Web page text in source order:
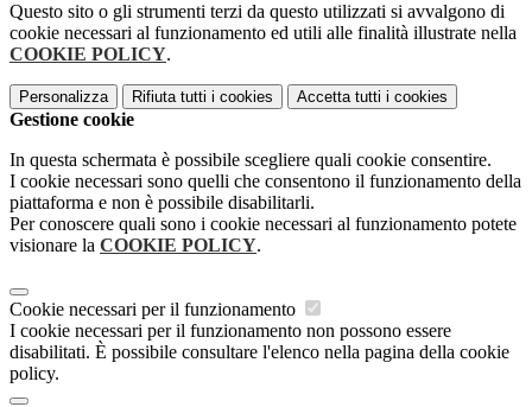
Questo sito o gli strumenti terzi da questo utilizzati si avvalgono di
cookie necessari al funzionamento ed utili alle finalità illustrate nella
COOKIE POLICY.
Personalizza Rifiuta tutti i cookies Accetta tutti i cookies
Gestione cookie
In questa schermata è possibile scegliere quali cookie consentire.
I cookie necessari sono quelli che consentono il funzionamento della
piattaforma e non è possibile disabilitarli.
Per conoscere quali sono i cookie necessari al funzionamento potete
visionare la COOKIE POLICY.
Cookie necessari per il funzionamento
I cookie necessari per il funzionamento non possono essere
disabilitati. È possibile consultare l'elenco nella pagina della cookie
policy.